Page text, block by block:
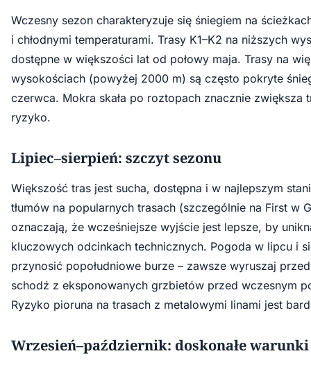
Wczesny sezon charakteryzuje się śniegiem na
i chłodnymi temperaturami. Trasy K1–K2 na niższych
dostępne w większości lat od połowy maja. Trasy na
wysokościach (powyżej 2000 m) są często pokryte
czerwca. Mokra skała po roztopach znacznie zwiększa
ryzyko.
Lipiec–sierpień: szczyt sezonu
Większość tras jest sucha, dostępna i w najlepszym
tłumów na popularnych trasach (szczególnie na First w
oznaczają, że wcześniejsze wyjście jest lepsze, by
kluczowych odcinkach technicznych. Pogoda w lipcu i
przynosić popołudniowe burze – zawsze wyruszaj
schodź z eksponowanych grzbietów przed wczesnym
Ryzyko pioruna na trasach z metalowymi linami jest
Wrzesień–październik: doskonałe warunki